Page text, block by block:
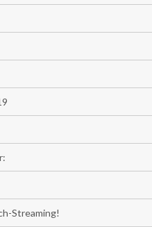
Streaming!